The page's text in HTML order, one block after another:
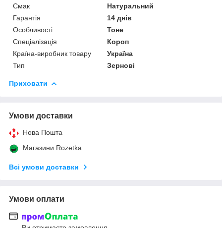
Смак
Натуральний
Гарантія
14 днів
Особливості
Тоне
Спеціалізація
Короп
Країна-виробник товару
Україна
Тип
Зернові
Приховати
Умови доставки
Нова Пошта
Магазини Rozetka
Всі умови доставки
Умови оплати